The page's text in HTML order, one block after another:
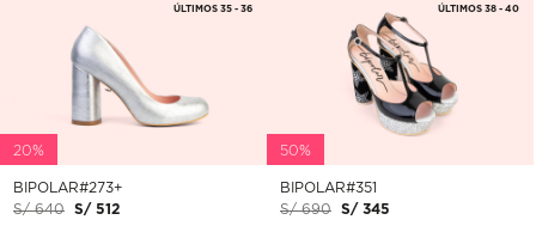
20%
BIPOLAR#273+
S/ 640
S/ 512
ÚLTIMOS 35 - 36
50%
BIPOLAR#351
S/ 690
S/ 345
ÚLTIMOS 38 - 40